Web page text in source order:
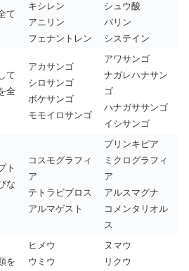
て
キシレン
アニリン
フェナントレン
シュウ酸
バリン
システイン
て
全
アカサンゴ
シロサンゴ
ボケサンゴ
モモイロサンゴ
アワサンゴ
ナガレハナサン
ゴ
ハナガササンゴ
イシサンゴ
ト
な
コスモグラフィ
ア
テトラビブロス
アルマゲスト
プリンキピア
ミクログラフィ
ア
アルスマグナ
コメンタリオル
ス
を
ヒメウ
ウミウ
ヌマウ
リクウ